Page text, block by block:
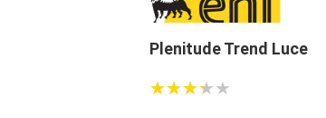
Plenitude Trend Luce
★★★★★
★★★★★